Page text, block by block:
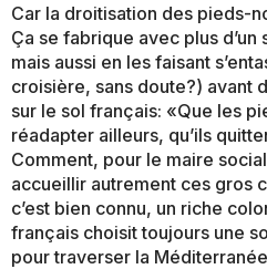
Car la droitisation des pieds-
Ça se fabrique avec plus
mais aussi en les faisant
croisière, sans doute?) avant
sur le sol français: «Que les
réadapter ailleurs, qu’ils
Comment, pour le maire
accueillir autrement ces gros
c’est bien connu, un riche
français choisit toujours une
pour traverser la